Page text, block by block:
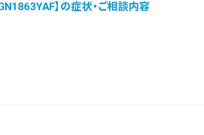
】の症状・ご相談内容